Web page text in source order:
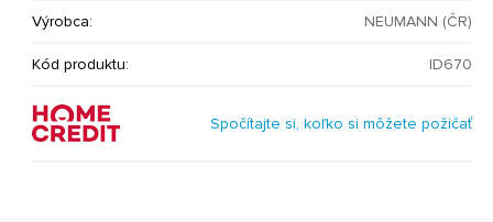
Výrobca: NEUMANN (ČR)
Kód produktu: ID670
Spočítajte si, koľko si môžete požičať